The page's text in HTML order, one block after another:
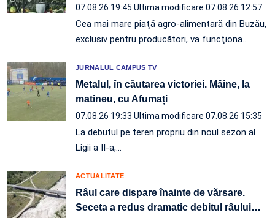
07.08.26 19:45 Ultima modificare 07.08.26 12:57
Cea mai mare piaţă agro-alimentară din Buzău,
exclusiv pentru producători, va funcţiona…
JURNALUL CAMPUS TV
Metalul, în căutarea victoriei. Mâine, la
matineu, cu Afumați
07.08.26 19:33 Ultima modificare 07.08.26 15:35
La debutul pe teren propriu din noul sezon al
Ligii a II-a,…
ACTUALITATE
Râul care dispare înainte de vărsare.
Seceta a redus dramatic debitul râului…